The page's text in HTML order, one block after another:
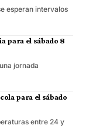
esperan intervalos
para el sábado 8
jornada
para el sábado
entre 24 y